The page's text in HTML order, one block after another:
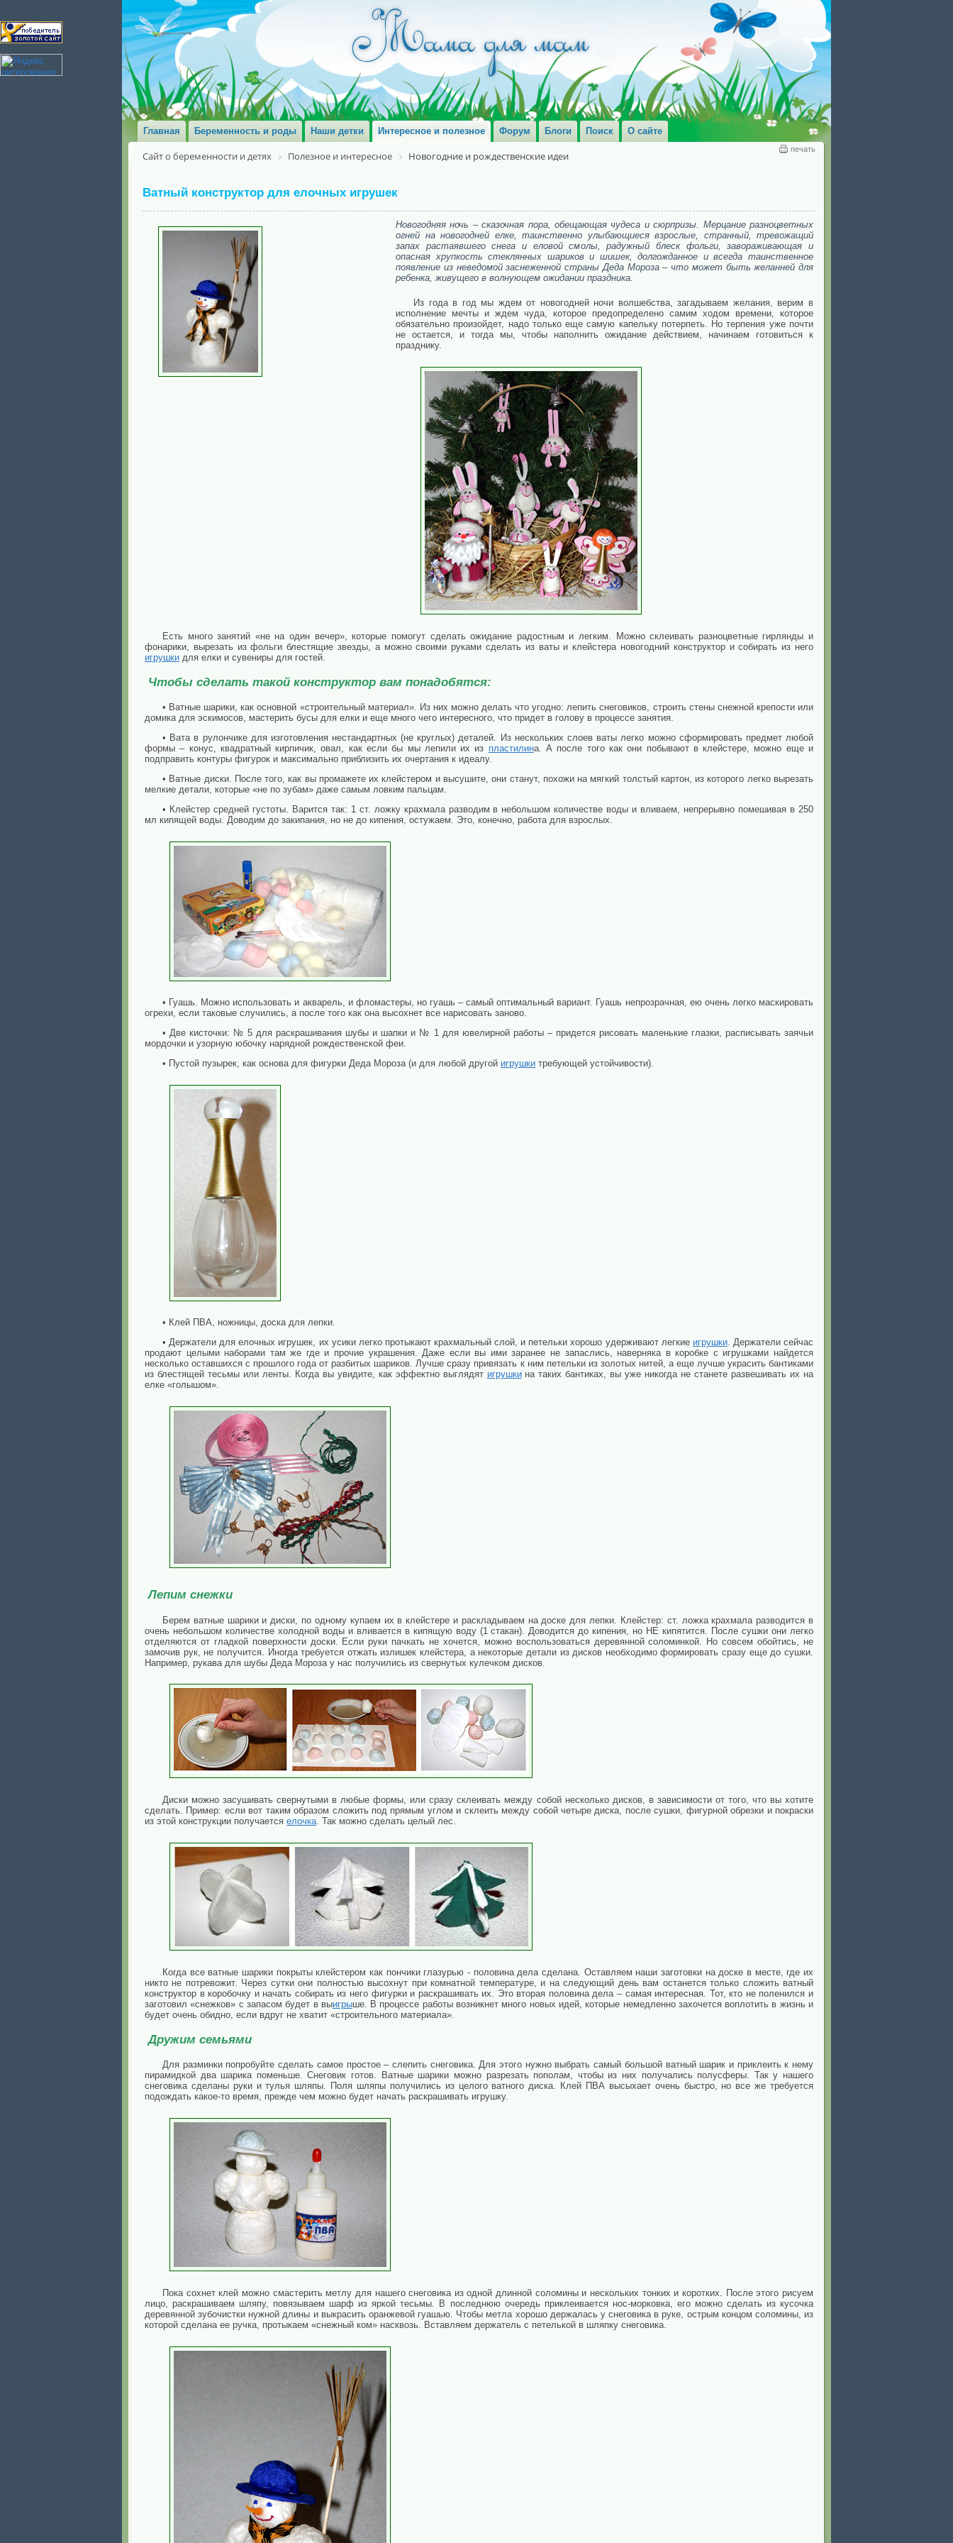
Главная Беременность и роды Наши детки Интересное и полезное Форум Блоги Поиск О сайте
печать
Сайт о беременности и детях Полезное и интересное Новогодние и рождественские идеи
Ватный конструктор для елочных игрушек
Новогодняя ночь – сказочная пора, обещающая чудеса и сюрпризы. Мерцание разноцветных
огней на новогодней елке, таинственно улыбающиеся взрослые, странный, тревожащий
запах растаявшего снега и еловой смолы, радужный блеск фольги, завораживающая и
опасная хрупкость стеклянных шариков и шишек, долгожданное и всегда таинственное
появление из неведомой заснеженной страны Деда Мороза – что может быть желанней для
ребенка, живущего в волнующем ожидании праздника.
Из года в год мы ждем от новогодней ночи волшебства, загадываем желания, верим в
исполнение мечты и ждем чуда, которое предопределено самим ходом времени, которое
обязательно произойдет, надо только еще самую капельку потерпеть. Но терпения уже почти
не остается, и тогда мы, чтобы наполнить ожидание действием, начинаем готовиться к
празднику.
Есть много занятий «не на один вечер», которые помогут сделать ожидание радостным и легким. Можно склеивать разноцветные гирлянды и
фонарики, вырезать из фольги блестящие звезды, а можно своими руками сделать из ваты и клейстера новогодний конструктор и собирать из него
игрушки для елки и сувениры для гостей.
Чтобы сделать такой конструктор вам понадобятся:
• Ватные шарики, как основной «строительный материал». Из них можно делать что угодно: лепить снеговиков, строить стены снежной крепости или
домика для эскимосов, мастерить бусы для елки и еще много чего интересного, что придет в голову в процессе занятия.
• Вата в рулончике для изготовления нестандартных (не круглых) деталей. Из нескольких слоев ваты легко можно сформировать предмет любой
формы – конус, квадратный кирпичик, овал, как если бы мы лепили их из пластилина. А после того как они побывают в клейстере, можно еще и
подправить контуры фигурок и максимально приблизить их очертания к идеалу.
• Ватные диски. После того, как вы промажете их клейстером и высушите, они станут, похожи на мягкий толстый картон, из которого легко вырезать
мелкие детали, которые «не по зубам» даже самым ловким пальцам.
• Клейстер средней густоты. Варится так: 1 ст. ложку крахмала разводим в небольшом количестве воды и вливаем, непрерывно помешивая в 250
мл кипящей воды. Доводим до закипания, но не до кипения, остужаем. Это, конечно, работа для взрослых.
• Гуашь. Можно использовать и акварель, и фломастеры, но гуашь – самый оптимальный вариант. Гуашь непрозрачная, ею очень легко маскировать
огрехи, если таковые случились, а после того как она высохнет все нарисовать заново.
• Две кисточки: № 5 для раскрашивания шубы и шапки и № 1 для ювелирной работы – придется рисовать маленькие глазки, расписывать заячьи
мордочки и узорную юбочку нарядной рождественской феи.
• Пустой пузырек, как основа для фигурки Деда Мороза (и для любой другой игрушки требующей устойчивости).
• Клей ПВА, ножницы, доска для лепки.
• Держатели для елочных игрушек, их усики легко протыкают крахмальный слой, и петельки хорошо удерживают легкие игрушки. Держатели сейчас
продают целыми наборами там же где и прочие украшения. Даже если вы ими заранее не запаслись, наверняка в коробке с игрушками найдется
несколько оставшихся с прошлого года от разбитых шариков. Лучше сразу привязать к ним петельки из золотых нитей, а еще лучше украсить бантиками
из блестящей тесьмы или ленты. Когда вы увидите, как эффектно выглядят игрушкина таких бантиках, вы уже никогда не станете развешивать их на
елке «голышом».
Лепим снежки
Берем ватные шарики и диски, по одному купаем их в клейстере и раскладываем на доске для лепки. Клейстер: ст. ложка крахмала разводится в
очень небольшом количестве холодной воды и вливается в кипящую воду (1 стакан). Доводится до кипения, но НЕ кипятится. После сушки они легко
отделяются от гладкой поверхности доски. Если руки пачкать не хочется, можно воспользоваться деревянной соломинкой. Но совсем обойтись, не
замочив рук, не получится. Иногда требуется отжать излишек клейстера, а некоторые детали из дисков необходимо формировать сразу еще до сушки.
Например, рукава для шубы Деда Мороза у нас получились из свернутых кулечком дисков.
Диски можно засушивать свернутыми в любые формы, или сразу склеивать между собой несколько дисков, в зависимости от того, что вы хотите
сделать. Пример: если вот таким образом сложить под прямым углом и склеить между собой четыре диска, после сушки, фигурной обрезки и покраски
из этой конструкции получается елочка. Так можно сделать целый лес.
Когда все ватные шарики покрыты клейстером как пончики глазурью - половина дела сделана. Оставляем наши заготовки на доске в месте, где их
никто не потревожит. Через сутки они полностью высохнут при комнатной температуре, и на следующий день вам останется только сложить ватный
конструктор в коробочку и начать собирать из него фигурки и раскрашивать их. Это вторая половина дела – самая интересная. Тот, кто не поленился и
заготовил «снежков» с запасом будет в выигрыше. В процессе работы возникнет много новых идей, которые немедленно захочется воплотить в жизнь и
будет очень обидно, если вдруг не хватит «строительного материала».
Дружим семьями
Для разминки попробуйте сделать самое простое – слепить снеговика. Для этого нужно выбрать самый большой ватный шарик и приклеить к нему
пирамидкой два шарика поменьше. Снеговик готов. Ватные шарики можно разрезать пополам, чтобы из них получались полусферы. Так у нашего
снеговика сделаны руки и тулья шляпы. Поля шляпы получились из целого ватного диска. Клей ПВА высыхает очень быстро, но все же требуется
подождать какое-то время, прежде чем можно будет начать раскрашивать игрушку.
Пока сохнет клей можно смастерить метлу для нашего снеговика из одной длинной соломины и нескольких тонких и коротких. После этого рисуем
лицо, раскрашиваем шляпу, повязываем шарф из яркой тесьмы. В последнюю очередь приклеивается нос-морковка, его можно сделать из кусочка
деревянной зубочистки нужной длины и выкрасить оранжевой гуашью. Чтобы метла хорошо держалась у снеговика в руке, острым концом соломины, из
которой сделана ее ручка, протыкаем «снежный ком» насквозь. Вставляем держатель с петелькой в шляпку снеговика.